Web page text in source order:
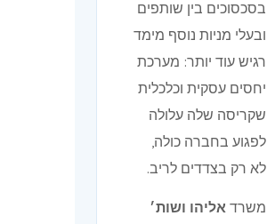
בסכסוכים בין שותפים
ובעלי מניות נוסף מימד
רגיש עוד יותר: מערכת
יחסים עסקית וכלכלית
שקריסה שלה עלולה
לפגוע בחברה כולה,
לא רק בצדדים לריב.
משרד אליהו ושות׳